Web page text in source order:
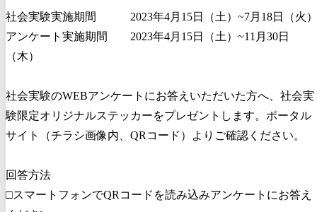
社会実験実施期間 2023年4月15日（土）~7月18日（火）
アンケート実施期間 2023年4月15日（土）~11月30日
（木）
社会実験のWEBアンケートにお答えいただいた方へ、社会実
験限定オリジナルステッカーをプレゼントします。ポータル
サイト（チラシ画像内、QRコード）よりご確認ください。
回答方法
□スマートフォンでQRコードを読み込みアンケートにお答え